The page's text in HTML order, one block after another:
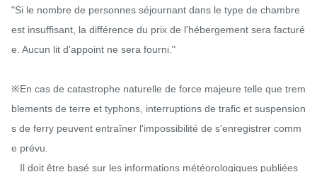
"Si le nombre de personnes séjournant dans le type de chambre
est insuffisant, la différence du prix de l'hébergement sera facturé
e. Aucun lit d'appoint ne sera fourni."
※En cas de catastrophe naturelle de force majeure telle que trem
blements de terre et typhons, interruptions de trafic et suspension
s de ferry peuvent entraîner l'impossibilité de s'enregistrer comm
e prévu.